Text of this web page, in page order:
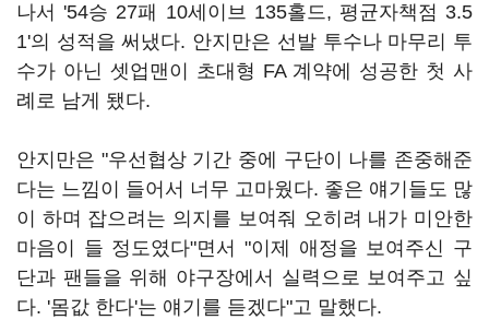
나서 '54승 27패 10세이브 135홀드, 평균자책점 3.5
1'의 성적을 써냈다. 안지만은 선발 투수나 마무리 투
수가 아닌 셋업맨이 초대형 FA 계약에 성공한 첫 사
례로 남게 됐다.
안지만은 "우선협상 기간 중에 구단이 나를 존중해준
다는 느낌이 들어서 너무 고마웠다. 좋은 얘기들도 많
이 하며 잡으려는 의지를 보여줘 오히려 내가 미안한
마음이 들 정도였다"면서 "이제 애정을 보여주신 구
단과 팬들을 위해 야구장에서 실력으로 보여주고 싶
다. '몸값 한다'는 얘기를 듣겠다"고 말했다.